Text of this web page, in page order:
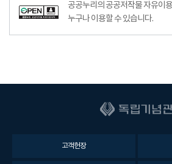
공공누리의 공공저작물 자유이
누구나 이용할 수 있습니다.
고객헌장